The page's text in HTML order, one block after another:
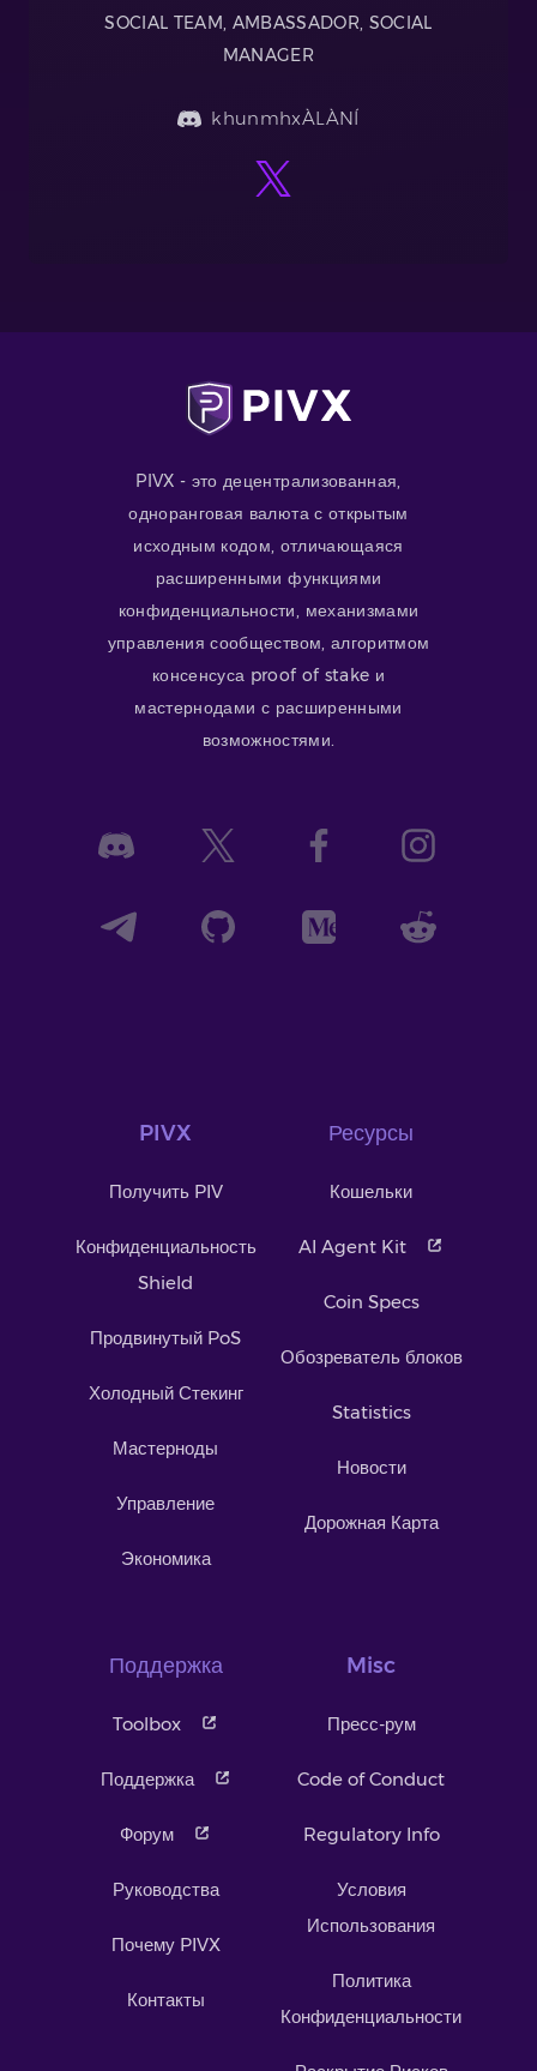
SOCIAL TEAM, AMBASSADOR, SOCIAL
MANAGER
khunmhxÀLÀNÍ
PIVX - это децентрализованная,
одноранговая валюта с открытым
исходным кодом, отличающаяся
расширенными функциями
конфиденциальности, механизмами
управления сообществом, алгоритмом
консенсуса proof of stake и
мастернодами с расширенными
возможностями.
PIVX
Получить PIV
Конфиденциальность
Shield
Продвинутый PoS
Холодный Стекинг
Мастерноды
Управление
Экономика
Ресурсы
Кошельки
AI Agent Kit
Coin Specs
Обозреватель блоков
Statistics
Новости
Дорожная Карта
Поддержка
Toolbox
Поддержка
Форум
Руководства
Почему PIVX
Контакты
Misc
Пресс-рум
Code of Conduct
Regulatory Info
Условия
Использования
Политика
Конфиденциальности